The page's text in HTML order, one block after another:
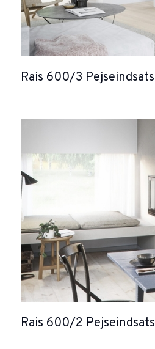
Rais 600/3 Pejseindsats
Rais 600/2 Pejseindsats